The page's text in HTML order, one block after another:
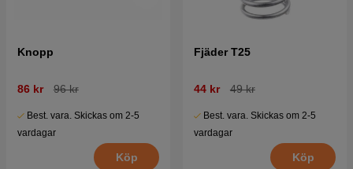
Knopp
86 kr 96 kr
Best. vara. Skickas om 2-5
vardagar
Köp
Fjäder T25
44 kr 49 kr
Best. vara. Skickas om 2-5
vardagar
Köp